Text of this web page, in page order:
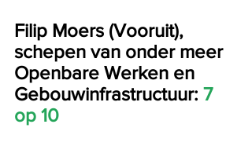
Filip Moers (Vooruit),
schepen van onder meer
Openbare Werken en
Gebouwinfrastructuur: 7
op 10